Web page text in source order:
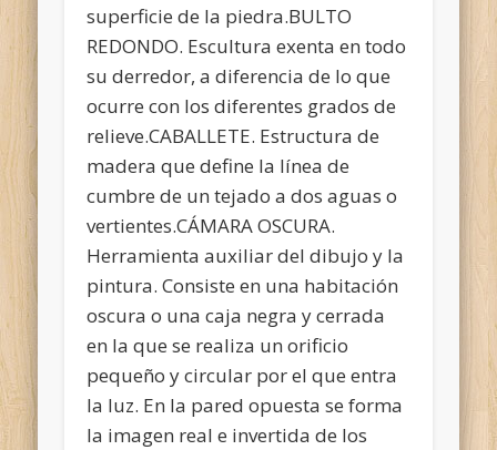
superficie de la piedra.BULTO
REDONDO. Escultura exenta en todo
su derredor, a diferencia de lo que
ocurre con los diferentes grados de
relieve.CABALLETE. Estructura de
madera que define la línea de
cumbre de un tejado a dos aguas o
vertientes.CÁMARA OSCURA.
Herramienta auxiliar del dibujo y la
pintura. Consiste en una habitación
oscura o una caja negra y cerrada
en la que se realiza un orificio
pequeño y circular por el que entra
la luz. En la pared opuesta se forma
la imagen real e invertida de los